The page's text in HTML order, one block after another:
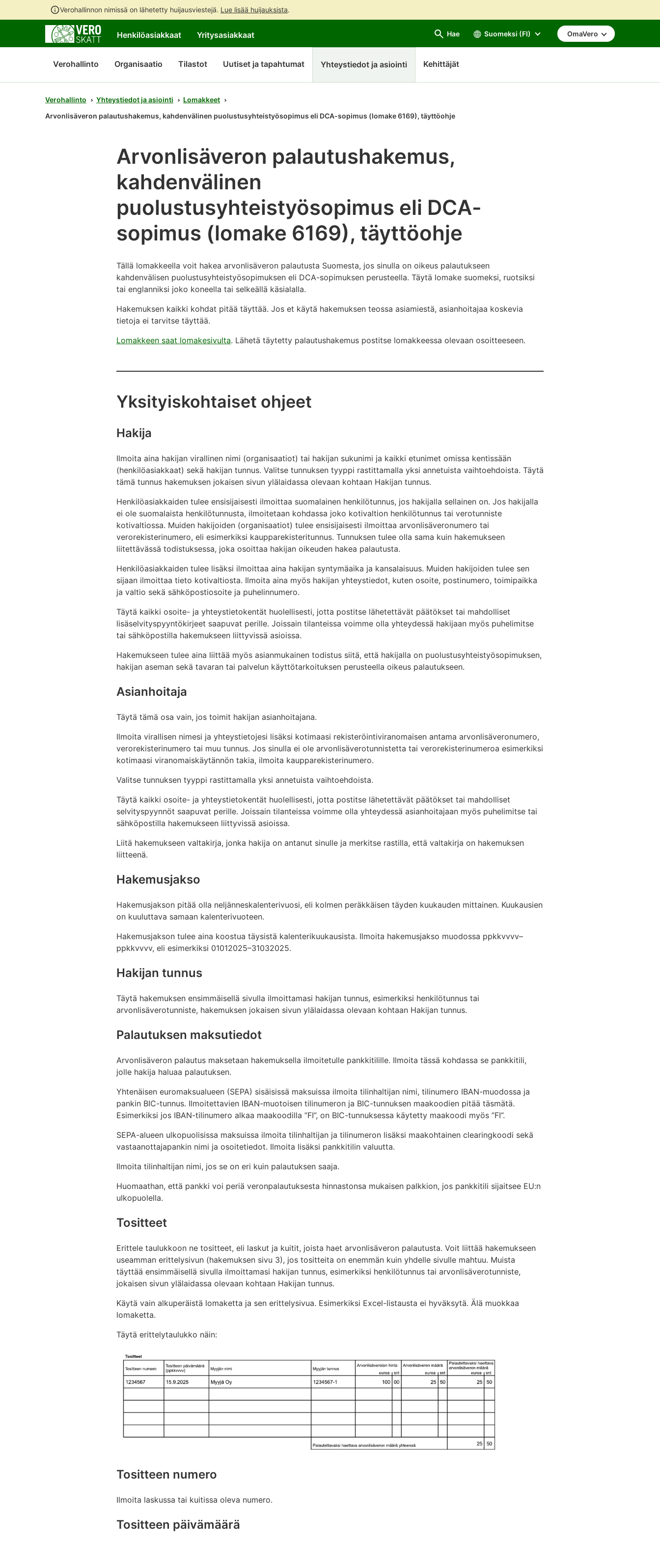
Verohallinnon nimissä on lähetetty huijausviestejä. Lue lisää huijauksista.
sisältöön
sivuston
hakuun
Henkilöasiakkaat Yritysasiakkaat Hae Suomeksi (FI) OmaVero
Verohallinto Organisaatio Tilastot Uutiset ja tapahtumat Yhteystiedot ja asiointi Kehittäjät
Verohallinto Yhteystiedot ja asiointi
Lomakkeet
Arvonlisäveron palautushakemus, kahdenvälinen puolustusyhteistyösopimus eli DCA-sopimus (lomake 6169), täyttöohje
Arvonlisäveron palautushakemus,
kahdenvälinen
puolustusyhteistyösopimus eli DCA-
sopimus (lomake 6169), täyttöohje
Tällä lomakkeella voit hakea arvonlisäveron palautusta Suomesta, jos sinulla on oikeus palautukseen
kahdenvälisen puolustusyhteistyösopimuksen eli DCA-sopimuksen perusteella. Täytä lomake suomeksi, ruotsiksi
tai englanniksi joko koneella tai selkeällä käsialalla.
Hakemuksen kaikki kohdat pitää täyttää. Jos et käytä hakemuksen teossa asiamiestä, asianhoitajaa koskevia
tietoja ei tarvitse täyttää.
Lomakkeen saat lomakesivulta. Lähetä täytetty palautushakemus postitse lomakkeessa olevaan osoitteeseen.
Yksityiskohtaiset ohjeet
Hakija
Ilmoita aina hakijan virallinen nimi (organisaatiot) tai hakijan sukunimi ja kaikki etunimet omissa kentissään
(henkilöasiakkaat) sekä hakijan tunnus. Valitse tunnuksen tyyppi rastittamalla yksi annetuista vaihtoehdoista. Täytä
tämä tunnus hakemuksen jokaisen sivun ylälaidassa olevaan kohtaan Hakijan tunnus.
Henkilöasiakkaiden tulee ensisijaisesti ilmoittaa suomalainen henkilötunnus, jos hakijalla sellainen on. Jos hakijalla
ei ole suomalaista henkilötunnusta, ilmoitetaan kohdassa joko kotivaltion henkilötunnus tai verotunniste
kotivaltiossa. Muiden hakijoiden (organisaatiot) tulee ensisijaisesti ilmoittaa arvonlisäveronumero tai
verorekisterinumero, eli esimerkiksi kaupparekisteritunnus. Tunnuksen tulee olla sama kuin hakemukseen
liitettävässä todistuksessa, joka osoittaa hakijan oikeuden hakea palautusta.
Henkilöasiakkaiden tulee lisäksi ilmoittaa aina hakijan syntymäaika ja kansalaisuus. Muiden hakijoiden tulee sen
sijaan ilmoittaa tieto kotivaltiosta. Ilmoita aina myös hakijan yhteystiedot, kuten osoite, postinumero, toimipaikka
ja valtio sekä sähköpostiosoite ja puhelinnumero.
Täytä kaikki osoite- ja yhteystietokentät huolellisesti, jotta postitse lähetettävät päätökset tai mahdolliset
lisäselvityspyyntökirjeet saapuvat perille. Joissain tilanteissa voimme olla yhteydessä hakijaan myös puhelimitse
tai sähköpostilla hakemukseen liittyvissä asioissa.
Hakemukseen tulee aina liittää myös asianmukainen todistus siitä, että hakijalla on puolustusyhteistyösopimuksen,
hakijan aseman sekä tavaran tai palvelun käyttötarkoituksen perusteella oikeus palautukseen.
Asianhoitaja
Täytä tämä osa vain, jos toimit hakijan asianhoitajana.
Ilmoita virallisen nimesi ja yhteystietojesi lisäksi kotimaasi rekisteröintiviranomaisen antama arvonlisäveronumero,
verorekisterinumero tai muu tunnus. Jos sinulla ei ole arvonlisäverotunnistetta tai verorekisterinumeroa esimerkiksi
kotimaasi viranomaiskäytännön takia, ilmoita kaupparekisterinumero.
Valitse tunnuksen tyyppi rastittamalla yksi annetuista vaihtoehdoista.
Täytä kaikki osoite- ja yhteystietokentät huolellisesti, jotta postitse lähetettävät päätökset tai mahdolliset
selvityspyynnöt saapuvat perille. Joissain tilanteissa voimme olla yhteydessä asianhoitajaan myös puhelimitse tai
sähköpostilla hakemukseen liittyvissä asioissa.
Liitä hakemukseen valtakirja, jonka hakija on antanut sinulle ja merkitse rastilla, että valtakirja on hakemuksen
liitteenä.
Hakemusjakso
Hakemusjakson pitää olla neljänneskalenterivuosi, eli kolmen peräkkäisen täyden kuukauden mittainen. Kuukausien
on kuuluttava samaan kalenterivuoteen.
Hakemusjakson tulee aina koostua täysistä kalenterikuukausista. Ilmoita hakemusjakso muodossa ppkkvvvv–
ppkkvvvv, eli esimerkiksi 01012025–31032025.
Hakijan tunnus
Täytä hakemuksen ensimmäisellä sivulla ilmoittamasi hakijan tunnus, esimerkiksi henkilötunnus tai
arvonlisäverotunniste, hakemuksen jokaisen sivun ylälaidassa olevaan kohtaan Hakijan tunnus.
Palautuksen maksutiedot
Arvonlisäveron palautus maksetaan hakemuksella ilmoitetulle pankkitilille. Ilmoita tässä kohdassa se pankkitili,
jolle hakija haluaa palautuksen.
Yhtenäisen euromaksualueen (SEPA) sisäisissä maksuissa ilmoita tilinhaltijan nimi, tilinumero IBAN-muodossa ja
pankin BIC-tunnus. Ilmoitettavien IBAN-muotoisen tilinumeron ja BIC-tunnuksen maakoodien pitää täsmätä.
Esimerkiksi jos IBAN-tilinumero alkaa maakoodilla ”FI”, on BIC-tunnuksessa käytetty maakoodi myös ”FI”.
SEPA-alueen ulkopuolisissa maksuissa ilmoita tilinhaltijan ja tilinumeron lisäksi maakohtainen clearingkoodi sekä
vastaanottajapankin nimi ja osoitetiedot. Ilmoita lisäksi pankkitilin valuutta.
Ilmoita tilinhaltijan nimi, jos se on eri kuin palautuksen saaja.
Huomaathan, että pankki voi periä veronpalautuksesta hinnastonsa mukaisen palkkion, jos pankkitili sijaitsee EU:n
ulkopuolella.
Tositteet
Erittele taulukkoon ne tositteet, eli laskut ja kuitit, joista haet arvonlisäveron palautusta. Voit liittää hakemukseen
useamman erittelysivun (hakemuksen sivu 3), jos tositteita on enemmän kuin yhdelle sivulle mahtuu. Muista
täyttää ensimmäisellä sivulla ilmoittamasi hakijan tunnus, esimerkiksi henkilötunnus tai arvonlisäverotunniste,
jokaisen sivun ylälaidassa olevaan kohtaan Hakijan tunnus.
Käytä vain alkuperäistä lomaketta ja sen erittelysivua. Esimerkiksi Excel-listausta ei hyväksytä. Älä muokkaa
lomaketta.
Täytä erittelytaulukko näin:
Tositteen numero
Ilmoita laskussa tai kuitissa oleva numero.
Tositteen päivämäärä